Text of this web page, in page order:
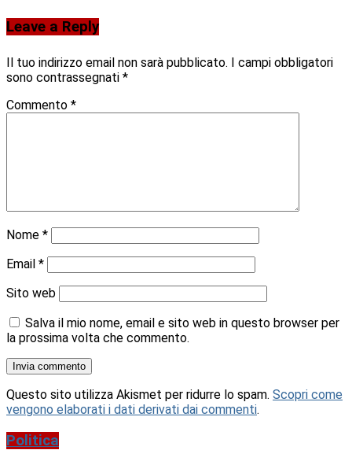
Leave a Reply
Il tuo indirizzo email non sarà pubblicato. I campi obbligatori
sono contrassegnati *
Commento *
Nome *
Email *
Sito web
Salva il mio nome, email e sito web in questo browser per
la prossima volta che commento.
Questo sito utilizza Akismet per ridurre lo spam. Scopri come
vengono elaborati i dati derivati dai commenti.
Politica